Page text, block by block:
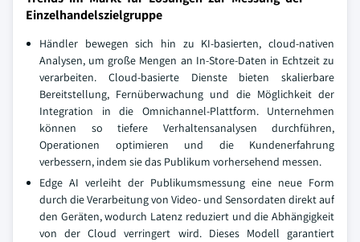
Einzelhandelszielgruppe
Händler bewegen sich hin zu KI-basierten, cloud-nativen
Analysen, um große Mengen an In-Store-Daten in Echtzeit zu
verarbeiten. Cloud-basierte Dienste bieten skalierbare
Bereitstellung, Fernüberwachung und die Möglichkeit der
Integration in die Omnichannel-Plattform. Unternehmen
können so tiefere Verhaltensanalysen durchführen,
Operationen optimieren und die Kundenerfahrung
verbessern, indem sie das Publikum vorhersehend messen.
Edge AI verleiht der Publikumsmessung eine neue Form
durch die Verarbeitung von Video- und Sensordaten direkt auf
den Geräten, wodurch Latenz reduziert und die Abhängigkeit
von der Cloud verringert wird. Dieses Modell garantiert